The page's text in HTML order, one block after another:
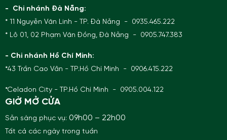
- Chi nhánh Đà Nẵng:
* 11 Nguyễn Văn Linh - TP. Đà Nẵng - 0935.465.222
* Lô 01, 02 Phạm Văn Đồng, Đà Nẵng - 0905.747.383
- Chi nhánh Hồ Chí Minh:
*43 Trần Cao Vân - TP.Hồ Chí Minh - 0906.415.222
*Celadon City - TP.Hồ Chí Minh - 0905.004.122
GIỜ MỞ CỬA
Sẵn sàng phục vụ: 09h00 – 22h00
Tất cả các ngày trong tuần